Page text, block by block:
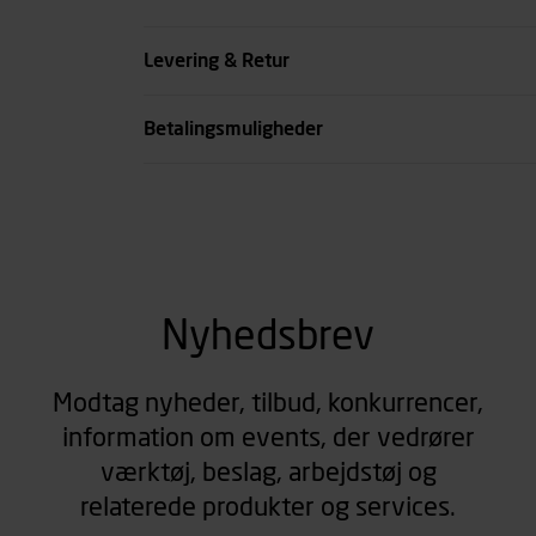
Levering & Retur
Betalingsmuligheder
Nyhedsbrev
Modtag nyheder, tilbud, konkurrencer,
information om events, der vedrører
værktøj, beslag, arbejdstøj og
relaterede produkter og services.